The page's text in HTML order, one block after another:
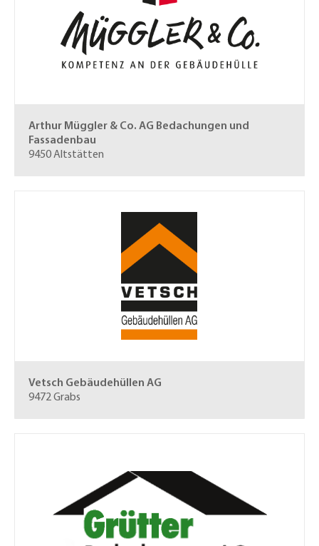
Arthur Müggler & Co. AG Bedachungen und
Fassadenbau
9450 Altstätten
Vetsch Gebäudehüllen AG
9472 Grabs